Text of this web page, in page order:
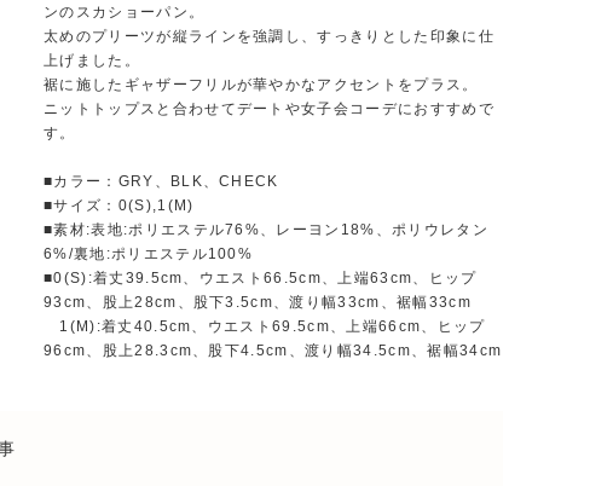
ンのスカショーパン。
太めのプリーツが縦ラインを強調し、すっきりとした印象に仕
上げました。
裾に施したギャザーフリルが華やかなアクセントをプラス。
ニットトップスと合わせてデートや女子会コーデにおすすめで
す。
■カラー：GRY、BLK、CHECK
■サイズ：0(S),1(M)
■素材:表地:ポリエステル76%、レーヨン18%、ポリウレタン
6%/裏地:ポリエステル100%
■0(S):着丈39.5cm、ウエスト66.5cm、上端63cm、ヒップ
93cm、股上28cm、股下3.5cm、渡り幅33cm、裾幅33cm
1(M):着丈40.5cm、ウエスト69.5cm、上端66cm、ヒップ
96cm、股上28.3cm、股下4.5cm、渡り幅34.5cm、裾幅34cm